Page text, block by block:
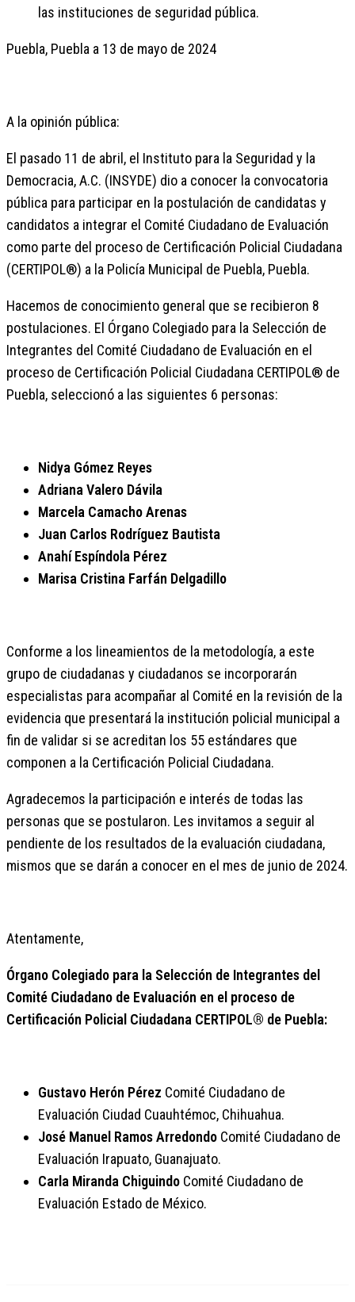
las instituciones de seguridad pública.
Puebla, Puebla a 13 de mayo de 2024
A la opinión pública:
El pasado 11 de abril, el Instituto para la Seguridad y la
Democracia, A.C. (INSYDE) dio a conocer la convocatoria
pública para participar en la postulación de candidatas y
candidatos a integrar el Comité Ciudadano de Evaluación
como parte del proceso de Certificación Policial Ciudadana
(CERTIPOL®) a la Policía Municipal de Puebla, Puebla.
Hacemos de conocimiento general que se recibieron 8
postulaciones. El Órgano Colegiado para la Selección de
Integrantes del Comité Ciudadano de Evaluación en el
proceso de Certificación Policial Ciudadana CERTIPOL® de
Puebla, seleccionó a las siguientes 6 personas:
Nidya Gómez Reyes
Adriana Valero Dávila
Marcela Camacho Arenas
Juan Carlos Rodríguez Bautista
Anahí Espíndola Pérez
Marisa Cristina Farfán Delgadillo
Conforme a los lineamientos de la metodología, a este
grupo de ciudadanas y ciudadanos se incorporarán
especialistas para acompañar al Comité en la revisión de la
evidencia que presentará la institución policial municipal a
fin de validar si se acreditan los 55 estándares que
componen a la Certificación Policial Ciudadana.
Agradecemos la participación e interés de todas las
personas que se postularon. Les invitamos a seguir al
pendiente de los resultados de la evaluación ciudadana,
mismos que se darán a conocer en el mes de junio de 2024.
Atentamente,
Órgano Colegiado para la Selección de Integrantes del
Comité Ciudadano de Evaluación en el proceso de
Certificación Policial Ciudadana CERTIPOL® de Puebla:
Gustavo Herón Pérez Comité Ciudadano de
Evaluación Ciudad Cuauhtémoc, Chihuahua.
José Manuel Ramos Arredondo Comité Ciudadano de
Evaluación Irapuato, Guanajuato.
Carla Miranda Chiguindo Comité Ciudadano de
Evaluación Estado de México.